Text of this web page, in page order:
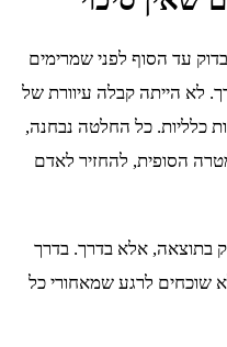
עד הסוף לפני שמרימים
לא הייתה קבלה עיוורת של
כלליות. כל החלטה נבחנה,
הסופית, להחזיר לאדם
בתוצאה, אלא בדרך. בדרך
שוכחים לרגע שמאחורי כל